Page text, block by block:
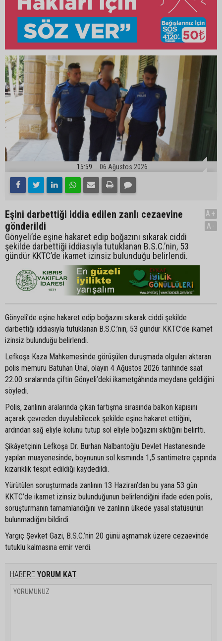
15:59 06 Ağustos 2026
Eşini darbettiği iddia edilen zanlı cezaevine
gönderildi
Gönyeli’de eşine hakaret edip boğazını sıkarak ciddi
şekilde darbettiği iddiasıyla tutuklanan B.S.C.’nin, 53
gündür KKTC’de ikamet izinsiz bulunduğu belirlendi.
A+
A-
Gönyeli’de eşine hakaret edip boğazını sıkarak ciddi şekilde
darbettiği iddiasıyla tutuklanan B.S.C.’nin, 53 gündür KKTC’de ikamet
izinsiz bulunduğu belirlendi.
Lefkoşa Kaza Mahkemesinde görüşülen duruşmada olguları aktaran
polis memuru Batuhan Ünal, olayın 4 Ağustos 2026 tarihinde saat
22.00 sıralarında çiftin Gönyeli’deki ikametgâhında meydana geldiğini
söyledi.
Polis, zanlının aralarında çıkan tartışma sırasında balkon kapısını
açarak çevreden duyulabilecek şekilde eşine hakaret ettiğini,
ardından sağ eliyle kolunu tutup sol eliyle boğazını sıktığını belirtti.
Şikâyetçinin Lefkoşa Dr. Burhan Nalbantoğlu Devlet Hastanesinde
yapılan muayenesinde, boynunun sol kısmında 1,5 santimetre çapında
kızarıklık tespit edildiği kaydedildi.
Yürütülen soruşturmada zanlının 13 Haziran’dan bu yana 53 gün
KKTC’de ikamet izinsiz bulunduğunun belirlendiğini ifade eden polis,
soruşturmanın tamamlandığını ve zanlının ülkede yasal statüsünün
bulunmadığını bildirdi.
Yargıç Şevket Gazi, B.S.C.’nin 20 günü aşmamak üzere cezaevinde
tutuklu kalmasına emir verdi.
HABERE YORUM KAT